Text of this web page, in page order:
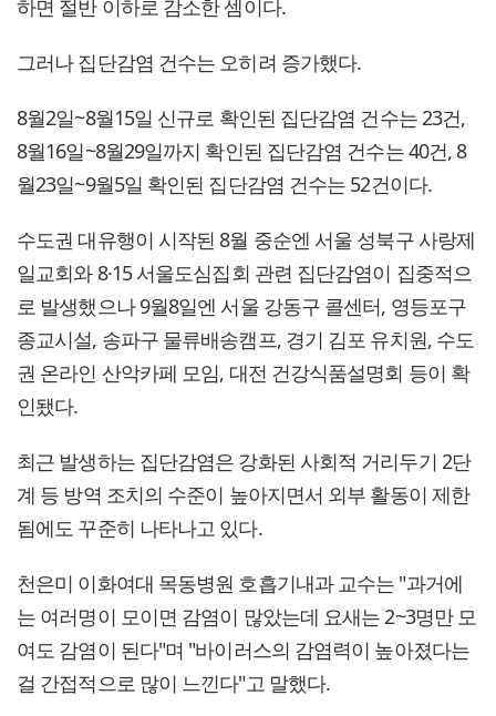
하면 절반 이하로 감소한 셈이다.
그러나 집단감염 건수는 오히려 증가했다.
8월2일~8월15일 신규로 확인된 집단감염 건수는 23건,
8월16일~8월29일까지 확인된 집단감염 건수는 40건, 8
월23일~9월5일 확인된 집단감염 건수는 52건이다.
수도권 대유행이 시작된 8월 중순엔 서울 성북구 사랑제
일교회와 8·15 서울도심집회 관련 집단감염이 집중적으
로 발생했으나 9월8일엔 서울 강동구 콜센터, 영등포구
종교시설, 송파구 물류배송캠프, 경기 김포 유치원, 수도
권 온라인 산악카페 모임, 대전 건강식품설명회 등이 확
인됐다.
최근 발생하는 집단감염은 강화된 사회적 거리두기 2단
계 등 방역 조치의 수준이 높아지면서 외부 활동이 제한
됨에도 꾸준히 나타나고 있다.
천은미 이화여대 목동병원 호흡기내과 교수는 "과거에
는 여러명이 모이면 감염이 많았는데 요새는 2~3명만 모
여도 감염이 된다"며 "바이러스의 감염력이 높아졌다는
걸 간접적으로 많이 느낀다"고 말했다.